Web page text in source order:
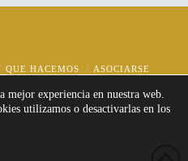
QUE HACEMOS
ASOCIARSE
| AUCTEMCOL
mejor experiencia en nuestra web.
utilizamos o desactivarlas en los